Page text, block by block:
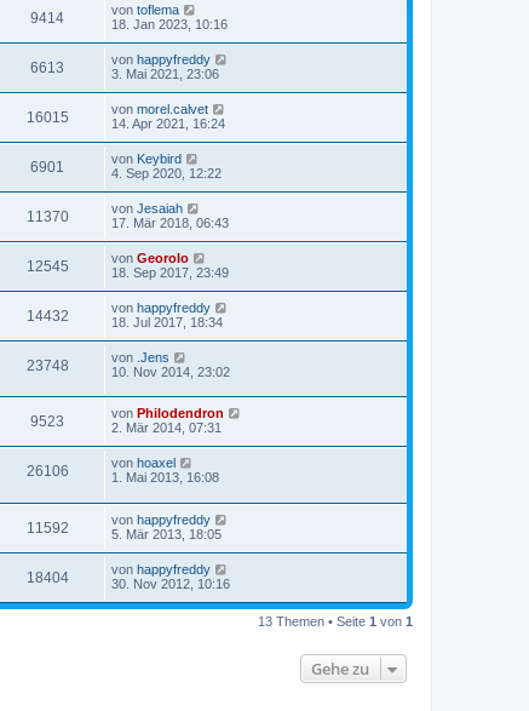
9414 von toflema
18. Jan 2023, 10:16
6613 von happyfreddy
3. Mai 2021, 23:06
16015 von morel.calvet
14. Apr 2021, 16:24
6901 von Keybird
4. Sep 2020, 12:22
11370 von Jesaiah
17. Mär 2018, 06:43
12545 von Georolo
18. Sep 2017, 23:49
14432 von happyfreddy
18. Jul 2017, 18:34
23748 von .Jens
10. Nov 2014, 23:02
9523 von Philodendron
2. Mär 2014, 07:31
26106 von hoaxel
1. Mai 2013, 16:08
11592 von happyfreddy
5. Mär 2013, 18:05
18404 von happyfreddy
30. Nov 2012, 10:16
13 Themen • Seite 1 von 1
Gehe zu